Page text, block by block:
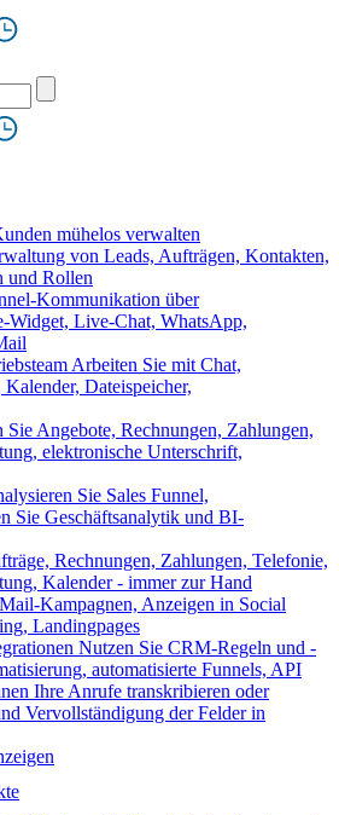
mühelos verwalten
von Leads, Aufträgen, Kontakten,
und Rollen
Kommunikation über
Widget, Live-Chat, WhatsApp,
Arbeiten Sie mit Chat,
Dateispeicher,
Sie Angebote, Rechnungen, Zahlungen,
elektronische Unterschrift,
Sie Sales Funnel,
Sie Geschäftsanalytik und BI-
Rechnungen, Zahlungen, Telefonie,
Kalender - immer zur Hand
Kampagnen, Anzeigen in Social
Landingpages
Nutzen Sie CRM-Regeln und -
automatisierte Funnels, API
Ihre Anrufe transkribieren oder
Vervollständigung der Felder in